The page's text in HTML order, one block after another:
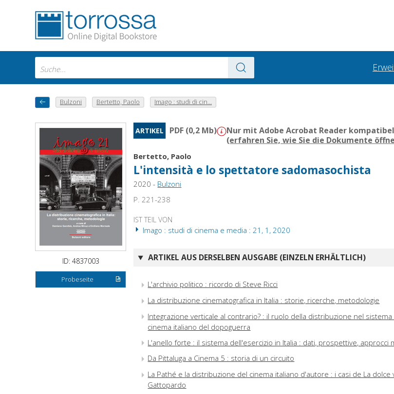
Bulzoni Bertetto, Paolo Imago : studi di cin...
ID: 4837003
Probeseite
ARTIKEL PDF (0,2 Mb)
Nur mit Adobe Acrobat Reader
(erfahren Sie, wie Sie die Dokumente
Bertetto, Paolo
L'intensità e lo spettatore sadomasochista
2020 - Bulzoni
P. 221-238
IST TEIL VON
Imago : studi di cinema e media : 21, 1, 2020
ARTIKEL AUS DERSELBEN AUSGABE (EINZELN ERHÄLTLICH)
L'archivio politico : ricordo di Steve Ricci
La distribuzione cinematografica in Italia : storie, ricerche, metodologie
Integrazione verticale al contrario? : il ruolo della distribuzione nel
cinema italiano del dopoguerra
L'anello forte : il sistema dell'esercizio in Italia : dati, prospettive, approcci
Da Pittaluga a Cinema 5 : storia di un circuito
La Pathé e la distribuzione del cinema italiano d'autore : i casi de La dolce
Gattopardo